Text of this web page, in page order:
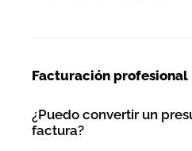
Facturación profesional
¿Puedo convertir un
factura?